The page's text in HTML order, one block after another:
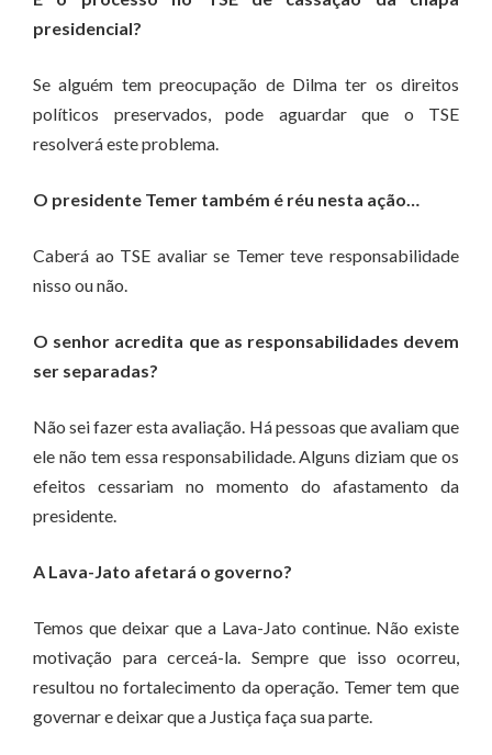
presidencial?
Se alguém tem preocupação de Dilma ter os direitos
políticos preservados, pode aguardar que o TSE
resolverá este problema.
O presidente Temer também é réu nesta ação…
Caberá ao TSE avaliar se Temer teve responsabilidade
nisso ou não.
O senhor acredita que as responsabilidades devem
ser separadas?
Não sei fazer esta avaliação. Há pessoas que avaliam que
ele não tem essa responsabilidade. Alguns diziam que os
efeitos cessariam no momento do afastamento da
presidente.
A Lava-Jato afetará o governo?
Temos que deixar que a Lava-Jato continue. Não existe
motivação para cerceá-la. Sempre que isso ocorreu,
resultou no fortalecimento da operação. Temer tem que
governar e deixar que a Justiça faça sua parte.